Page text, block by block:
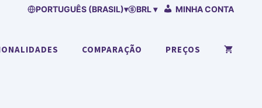
PORTUGUÊS (BRASIL)▾ BRL ▾ MINHA CONTA
COMPARAÇÃO PREÇOS